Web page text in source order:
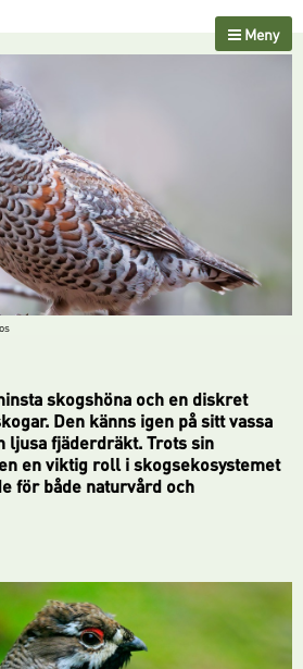
Meny
skogshöna och en diskret
Den känns igen på sitt vassa
ljusa fjäderdräkt. Trots sin
en viktig roll i skogsekosystemet
för både naturvård och